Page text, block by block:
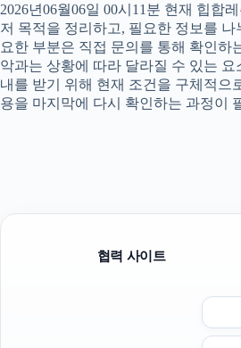
2026년06월06일 00시11분 현재 힙합
저 목적을 정리하고, 필요한 정보를 나
요한 부분은 직접 문의를 통해 확인하
악과는 상황에 따라 달라질 수 있는
내를 받기 위해 현재 조건을 구체적으
용을 마지막에 다시 확인하는 과정이
협력 사이트